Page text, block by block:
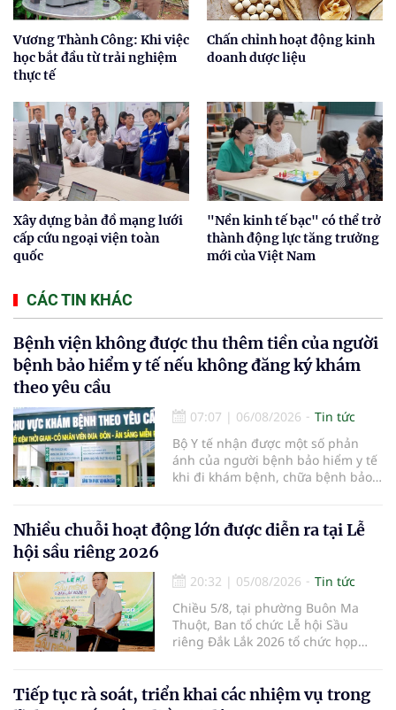
Vương Thành Công: Khi việc
học bắt đầu từ trải nghiệm
thực tế
Chấn chỉnh hoạt động kinh
doanh dược liệu
Xây dựng bản đồ mạng lưới
cấp cứu ngoại viện toàn
quốc
"Nền kinh tế bạc" có thể trở
thành động lực tăng trưởng
mới của Việt Nam
CÁC TIN KHÁC
Bệnh viện không được thu thêm tiền của người
bệnh bảo hiểm y tế nếu không đăng ký khám
theo yêu cầu
07:07 | 06/08/2026
Tin tức
Bộ Y tế nhận được một số phản
ánh của người bệnh bảo hiểm y tế
khi đi khám bệnh, chữa bệnh bảo
bệnh, chữa bệnh theo yêu cầu
nhưng vẫn phải nộp thêm các chi
phần cùng chi trả.
Nhiều chuỗi hoạt động lớn được diễn ra tại Lễ
hội sầu riêng 2026
20:32 | 05/08/2026
Tin tức
Chiều 5/8, tại phường Buôn Ma
Thuột, Ban tổ chức Lễ hội Sầu
riêng Đắk Lắk 2026 tổ chức họp
hội Sầu riêng Đắk Lắk năm 2026 có
Tiếp tục rà soát, triển khai các nhiệm vụ trong